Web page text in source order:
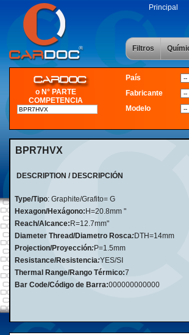
Principal
Filtros
o N° PARTE
COMPETENCIA
País
Fabricante
Modelo
BPR7HVX
DESCRIPTION / DESCRIPCIÓN
Type/Tipo: Graphite/Grafito= G
Hexagon/Hexágono: H=20.8mm "
Reach/Alcance: R=12.7mm"
Diameter Thread/Diametro Rosca:DTH=14mm
Projection/Proyección:P=1.5mm
Resistance/Resistencia:YES/SI
Thermal Range/Rango Térmico:7
Bar Code/Código de Barra:000000000000